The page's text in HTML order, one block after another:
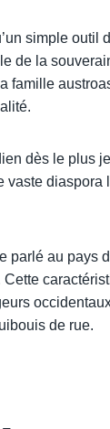
simple outil
de la
famille
dès le plus
vaste
parlé au pays
de rue.